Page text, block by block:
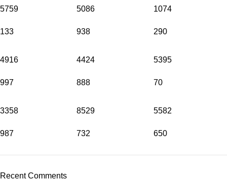
5759
133
5086
938
1074
290
4916
997
4424
888
5395
70
3358
987
8529
732
5582
650
Recent Comments